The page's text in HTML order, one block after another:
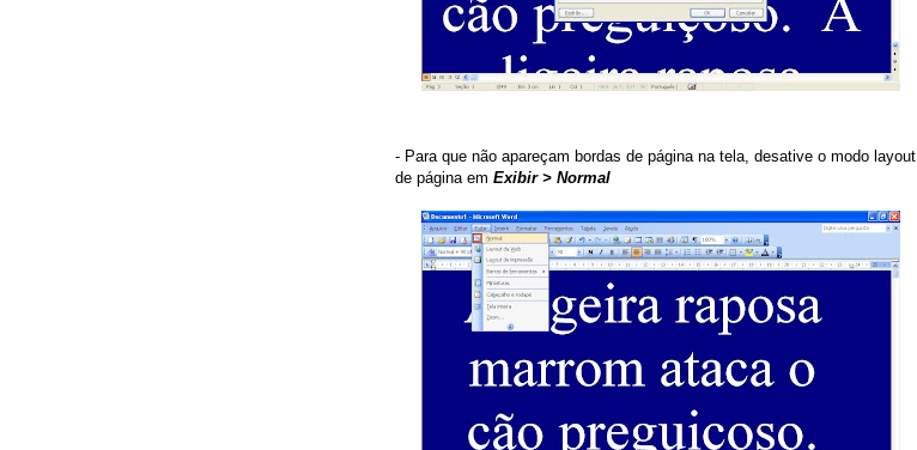
- Para que não apareçam bordas de página na tela, desative o modo layout
de página em Exibir > Normal